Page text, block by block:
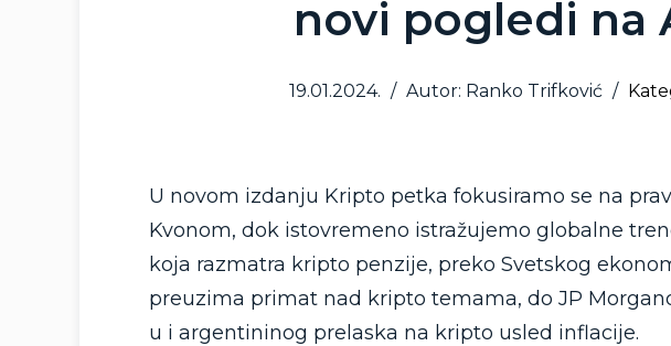
novi pogledi na
19.01.2024. / Autor: Ranko Trifković /
U novom izdanju Kripto petka fokusiramo se na
Kvonom, dok istovremeno istražujemo globalne
koja razmatra kripto penzije, preko Svetskog
preuzima primat nad kripto temama, do JP
u i argentininog prelaska na kripto usled inflacije.